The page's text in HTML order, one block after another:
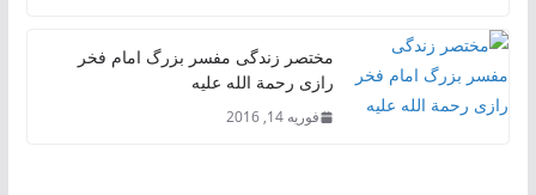
مختصر زندگی مفسر بزرگ امام فخر
رازی رحمة الله علیه
فوریه 14, 2016